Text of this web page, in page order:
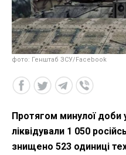
фото: Генштаб ЗСУ/Facebook
Протягом минулої доби
ліквідували 1 050
знищено 523 одиниці